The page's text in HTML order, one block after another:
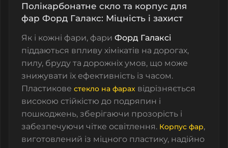
Полікарбонатне скло та корпус для
фар Форд Галакс: Міцність і захист
Як і кожні фари, фари Форд Галаксі
піддаються впливу хімікатів на дорогах,
пилу, бруду та дорожніх умов, що може
знижувати їх ефективність із часом.
Пластикове стекло на фарах відрізняється
високою стійкістю до подряпин і
пошкоджень, зберігаючи прозорість і
забезпечуючи чітке освітлення. Корпус фар,
виготовлений із міцного пластику, надійно